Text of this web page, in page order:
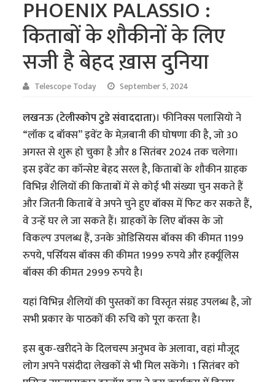
PHOENIX PALASSIO :
किताबों के शौकीनों के लिए
सजी है बेहद ख़ास दुनिया
Telescope Today September 5, 2024
लखनऊ (टेलीस्कोप टुडे संवाददाता)। फीनिक्स पलासियो ने
“लॉक द बॉक्स” इवेंट के मेज़बानी की घोषणा की है, जो 30
अगस्त से शुरू हो चुका है और 8 सितंबर 2024 तक चलेगा।
इस इवेंट का कॉन्सेप्ट बेहद सरल है, किताबों के शौकीन ग्राहक
विभिन्न शैलियों की किताबों में से कोई भी संख्या चुन सकते हैं
और जितनी किताबें वे अपने चुने हुए बॉक्स में फिट कर सकते हैं,
वे उन्हें घर ले जा सकते हैं। ग्राहकों के लिए बॉक्स के जो
विकल्प उपलब्ध हैं, उनके ओडिसियस बॉक्स की कीमत 1199
रुपये, पर्सियस बॉक्स की कीमत 1999 रुपये और हर्क्यूलिस
बॉक्स की कीमत 2999 रुपये है।
यहां विभिन्न शैलियों की पुस्तकों का विस्तृत संग्रह उपलब्ध है, जो
सभी प्रकार के पाठकों की रुचि को पूरा करता है।
इस बुक-खरीदने के दिलचस्प अनुभव के अलावा, वहां मौजूद
लोग अपने पसंदीदा लेखकों से भी मिल सकेंगे। 1 सितंबर को